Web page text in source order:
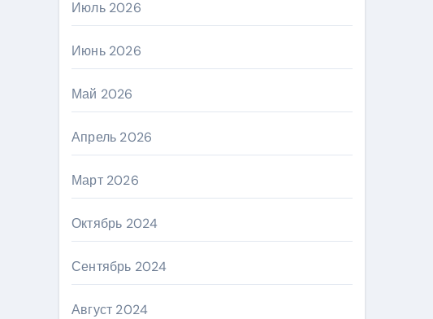
Июль 2026
Июнь 2026
Май 2026
Апрель 2026
Март 2026
Октябрь 2024
Сентябрь 2024
Август 2024